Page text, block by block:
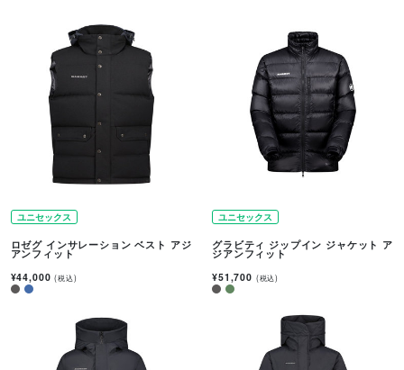
ユニセックス
ロゼグ インサレーション ベスト アジ
アンフィット
¥44,000(税込)
ユニセックス
グラビティ ジップイン ジャケット ア
ジアンフィット
¥51,700 (税込)